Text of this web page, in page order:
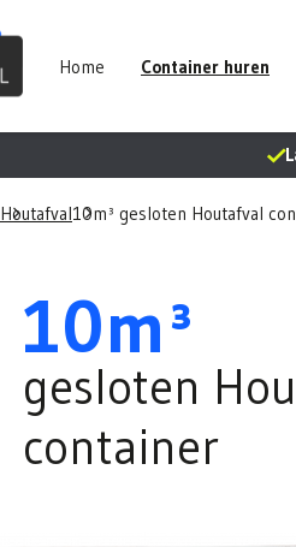
Home Container huren
Houtafval10m³ gesloten Houtafval
10m³
gesloten
container